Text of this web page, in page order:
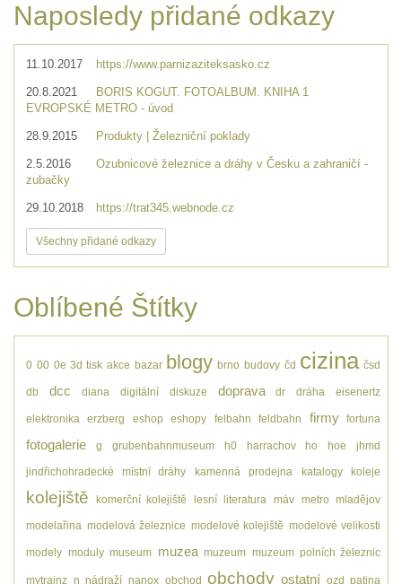
Naposledy přidané odkazy
11.10.2017 https://www.parnizaziteksasko.cz
20.8.2021
BORIS KOGUT. FOTOALBUM. KNIHA 1
EVROPSKÉ METRO - úvod
28.9.2015 Produkty | Železniční poklady
2.5.2016
Ozubnicové železnice a dráhy v Česku a zahraničí -
zubačky
29.10.2018 https://trat345.webnode.cz
Všechny přidané odkazy
Oblíbené Štítky
0 00 0e 3d tisk akce bazar blogy brno budovy čd cizina čsd
db dcc diana digitální diskuze doprava dr dráha eisenertz
elektronika erzberg eshop eshopy felbahn feldbahn firmy fortuna
fotogalerie g grubenbahnmuseum h0 harrachov ho hoe jhmd
jindřichohradecké místní dráhy kamenná prodejna katalogy koleje
kolejiště komerční kolejiště lesní literatura máv metro mladějov
modelařina modelová železnice modelové kolejiště modelové velikosti
modely moduly museum muzea muzeum muzeum polních železnic
mytrainz n nádraží nanox obchod obchody ostatní ozd patina